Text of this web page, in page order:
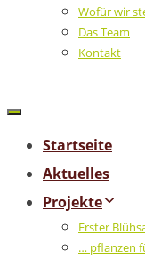
Wofür wir
Das Team
Kontakt
Startseite
Aktuelles
Projekte
Erster
… pflanzen